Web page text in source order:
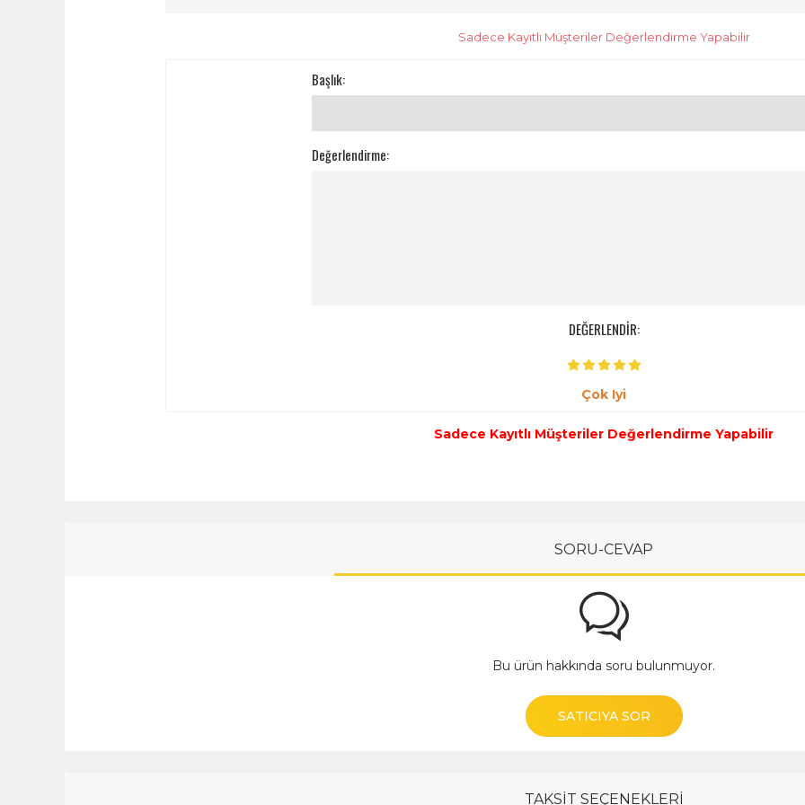
Sadece Kayıtlı Müşteriler Değerlendirme Yapabilir
Başlık:
Değerlendirme:
DEĞERLENDİR:
Çok Iyi
Sadece Kayıtlı Müşteriler Değerlendirme Yapabilir
SORU-CEVAP
Bu ürün hakkında soru bulunmuyor.
SATICIYA SOR
TAKSİT SEÇENEKLERİ